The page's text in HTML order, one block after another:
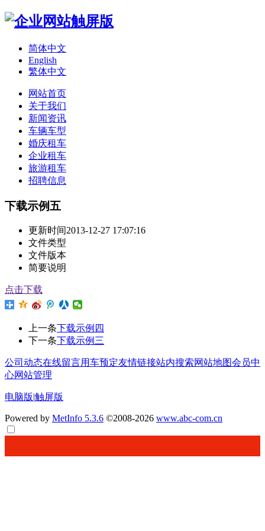
简体中文
English
繁体中文
网站首页
关于我们
新闻资讯
车辆车型
婚庆租车
企业租车
旅游租车
招聘信息
下载示例五
更新时间2013-12-27 17:07:16
文件类型
文件版本
简要说明
点击下载
上一条下载示例四
下一条下载示例三
公司动态在线留言用车预定友情链接站内搜索网站地图会员中
心网站管理
电脑版|触屏版
Powered by MetInfo 5.3.6 ©2008-2026 www.abc-com.cn